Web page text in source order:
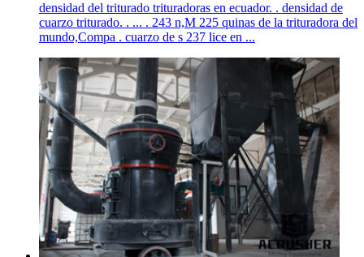
densidad del triturado trituradoras en ecuador. . densidad de
cuarzo triturado. . ... . 243 n,M 225 quinas de la trituradora del
mundo,Compa . cuarzo de s 237 lice en ...